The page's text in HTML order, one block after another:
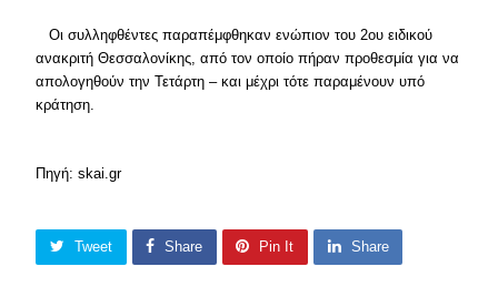
Οι συλληφθέντες παραπέμφθηκαν ενώπιον του 2ου ειδικού
ανακριτή Θεσσαλονίκης, από τον οποίο πήραν προθεσμία για να
απολογηθούν την Τετάρτη – και μέχρι τότε παραμένουν υπό
κράτηση.
Πηγή: skai.gr
Tweet Share Pin It Share